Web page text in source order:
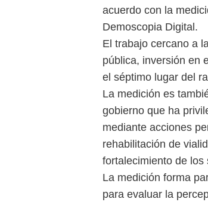
acuerdo con la
Demoscopia Digital.
El trabajo cercano a
pública, inversión en
el séptimo lugar del
La medición es
gobierno que ha
mediante acciones
rehabilitación de
fortalecimiento de los
La medición forma
para evaluar la